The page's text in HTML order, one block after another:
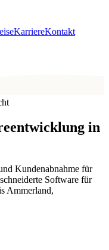
KarriereKontakt
in
Kundenabnahme für
Software für
Ammerland,